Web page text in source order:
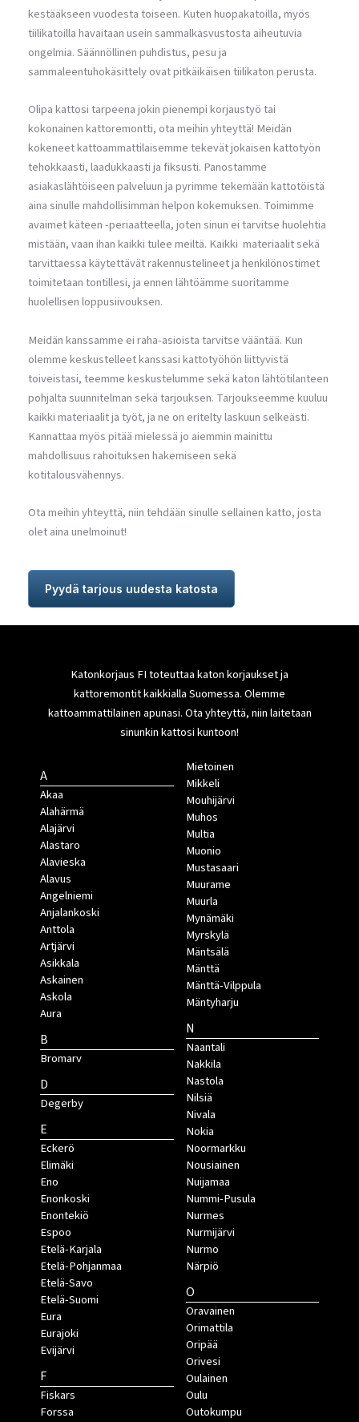
kestääkseen vuodesta toiseen. Kuten huopakatoilla, myös
tiilikatoilla havaitaan usein sammalkasvustosta aiheutuvia
ongelmia. Säännöllinen puhdistus, pesu ja
sammaleentuhokäsittely ovat pitkäikäisen tiilikaton perusta.
Olipa kattosi tarpeena jokin pienempi korjaustyö tai
kokonainen kattoremontti, ota meihin yhteyttä! Meidän
kokeneet kattoammattilaisemme tekevät jokaisen kattotyön
tehokkaasti, laadukkaasti ja fiksusti. Panostamme
asiakaslähtöiseen palveluun ja pyrimme tekemään kattotöistä
aina sinulle mahdollisimman helpon kokemuksen. Toimimme
avaimet käteen -periaatteella, joten sinun ei tarvitse huolehtia
mistään, vaan ihan kaikki tulee meiltä. Kaikki materiaalit sekä
tarvittaessa käytettävät rakennustelineet ja henkilönostimet
toimitetaan tontillesi, ja ennen lähtöämme suoritamme
huolellisen loppusiivouksen.
Meidän kanssamme ei raha-asioista tarvitse vääntää. Kun
olemme keskustelleet kanssasi kattotyöhön liittyvistä
toiveistasi, teemme keskustelumme sekä katon lähtötilanteen
pohjalta suunnitelman sekä tarjouksen. Tarjoukseemme kuuluu
kaikki materiaalit ja työt, ja ne on eritelty laskuun selkeästi.
Kannattaa myös pitää mielessä jo aiemmin mainittu
mahdollisuus rahoituksen hakemiseen sekä
kotitalousvähennys.
Ota meihin yhteyttä, niin tehdään sinulle sellainen katto, josta
olet aina unelmoinut!
Pyydä tarjous uudesta katosta
Katonkorjaus FI toteuttaa katon korjaukset ja
kattoremontit kaikkialla Suomessa. Olemme
kattoammattilainen apunasi. Ota yhteyttä, niin laitetaan
sinunkin kattosi kuntoon!
A
Akaa
Alahärmä
Alajärvi
Alastaro
Alavieska
Alavus
Angelniemi
Anjalankoski
Anttola
Artjärvi
Asikkala
Askainen
Askola
Aura
B
Bromarv
D
Degerby
E
Eckerö
Elimäki
Eno
Enonkoski
Enontekiö
Espoo
Etelä-Karjala
Etelä-Pohjanmaa
Etelä-Savo
Etelä-Suomi
Eura
Eurajoki
Evijärvi
F
Fiskars
Forssa
Mietoinen
Mikkeli
Mouhijärvi
Muhos
Multia
Muonio
Mustasaari
Muurame
Muurla
Mynämäki
Myrskylä
Mäntsälä
Mänttä
Mänttä-Vilppula
Mäntyharju
N
Naantali
Nakkila
Nastola
Nilsiä
Nivala
Nokia
Noormarkku
Nousiainen
Nuijamaa
Nummi-Pusula
Nurmes
Nurmijärvi
Nurmo
Närpiö
O
Oravainen
Orimattila
Oripää
Orivesi
Oulainen
Oulu
Outokumpu